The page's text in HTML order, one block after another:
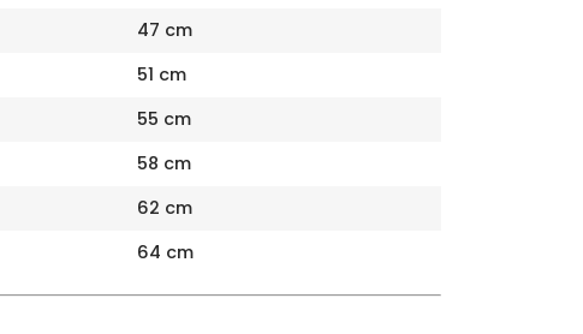
47 cm
51 cm
55 cm
58 cm
62 cm
64 cm